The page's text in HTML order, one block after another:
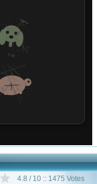
4.8 / 10 :: 1475 Votes